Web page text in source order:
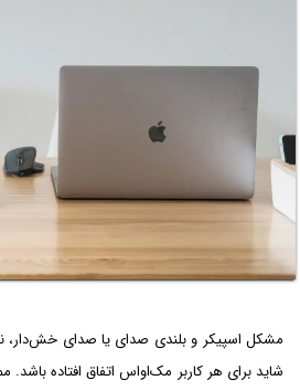
مشکل اسپیکر و بلندی صدای یا صدای
شاید برای هر کاربر مک‌او‌اس اتفاق افتاده